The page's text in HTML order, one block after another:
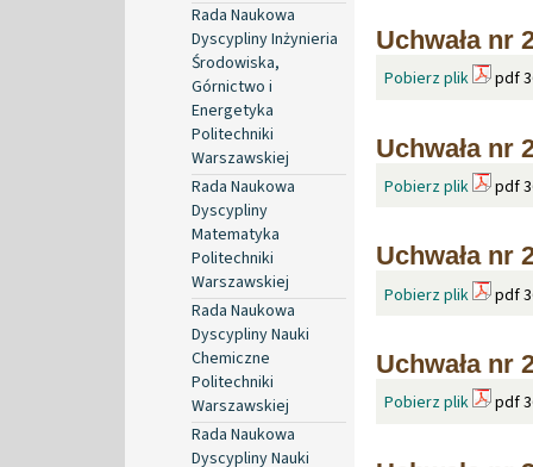
Rada Naukowa
Dyscypliny Inżynieria
Środowiska,
Górnictwo i
Energetyka
Politechniki
Warszawskiej
Rada Naukowa
Dyscypliny
Matematyka
Politechniki
Warszawskiej
Rada Naukowa
Dyscypliny Nauki
Chemiczne
Politechniki
Warszawskiej
Rada Naukowa
Dyscypliny Nauki
Uchwała nr
Pobierz plik pdf
Uchwała nr
Pobierz plik pdf
Uchwała nr
Pobierz plik pdf
Uchwała nr
Pobierz plik pdf